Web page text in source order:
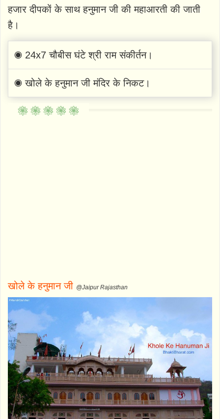
हजार दीपकों के साथ हनुमान जी की महाआरती की जाती
है।
◉ 24x7 चौबीस घंटे श्री राम संकीर्तन।
◉ खोले के हनुमान जी मंदिर के निकट।
खोले के हनुमान जी @Jaipur Rajasthan